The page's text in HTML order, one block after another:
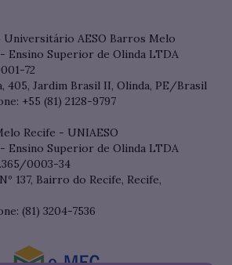
AESO Barros Melo
Ensino Superior de Olinda LTDA
72
405, Jardim Brasil II, Olinda, PE/Brasil
+55 (81) 2128-9797
Recife - UNIAESO
Ensino Superior de Olinda LTDA
0003-34
137, Bairro do Recife, Recife,
(81) 3204-7536